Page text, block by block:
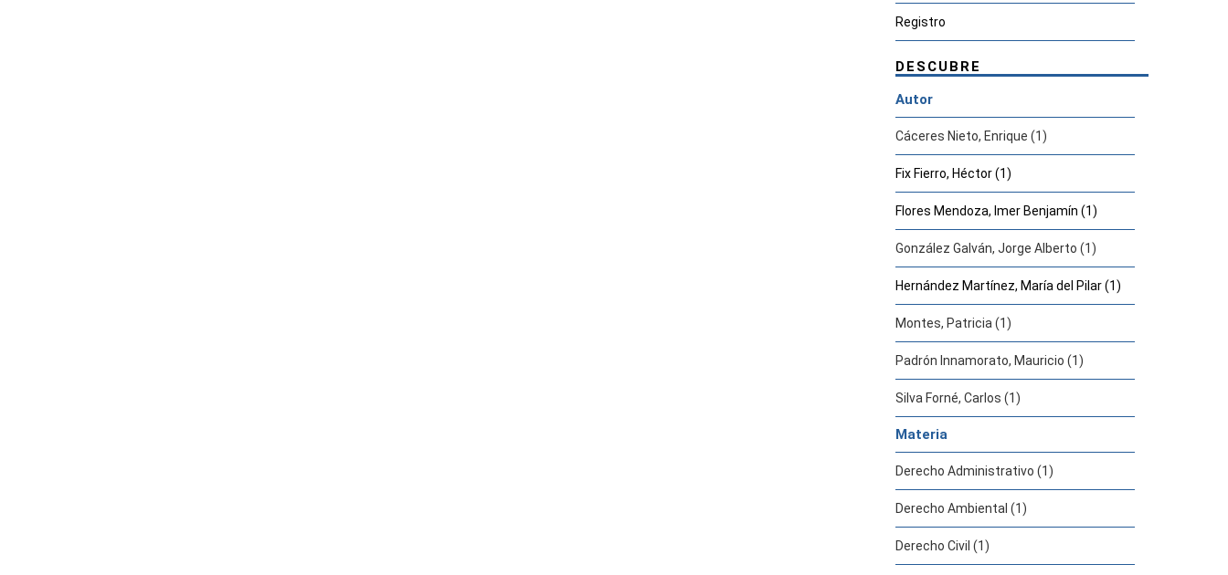
Registro
DESCUBRE
Autor
Cáceres Nieto, Enrique (1)
Fix Fierro, Héctor (1)
Flores Mendoza, Imer Benjamín (1)
González Galván, Jorge Alberto (1)
Hernández Martínez, María del Pilar (1)
Montes, Patricia (1)
Padrón Innamorato, Mauricio (1)
Silva Forné, Carlos (1)
Materia
Derecho Administrativo (1)
Derecho Ambiental (1)
Derecho Civil (1)